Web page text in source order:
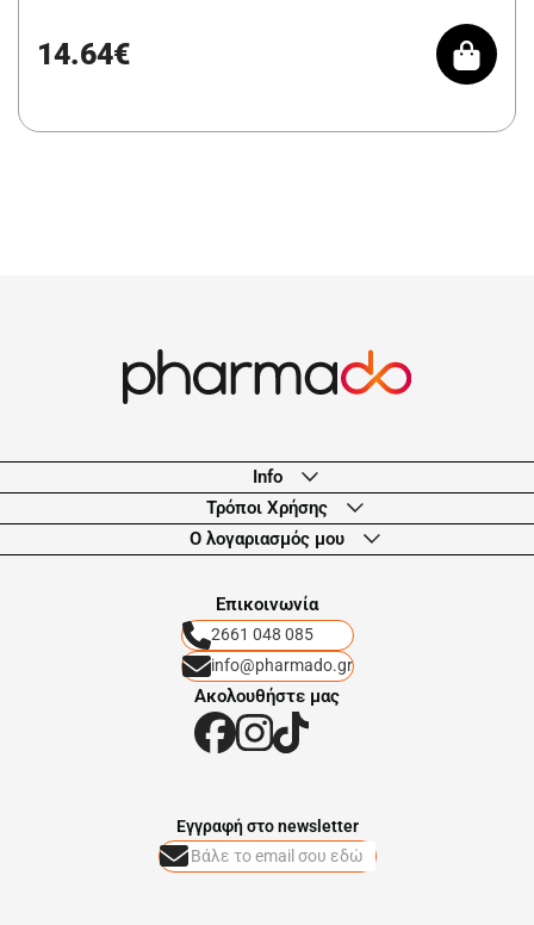
14.64€
Info
Τρόποι Χρήσης
Ο λογαριασμός μου
Eπικοινωνία
2661 048 085
info@pharmado.gr
Ακολουθήστε μας
Eγγραφή στο newsletter